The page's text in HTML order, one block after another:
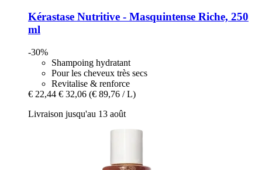
Kérastase Nutritive -​ Masquintense Riche, 250
ml
-30%
Shampoing hydratant
Pour les cheveux très secs
Revitalise & renforce
€ 22,44 € 32,06 (€ 89,76 / L)
Livraison jusqu'au 13 août